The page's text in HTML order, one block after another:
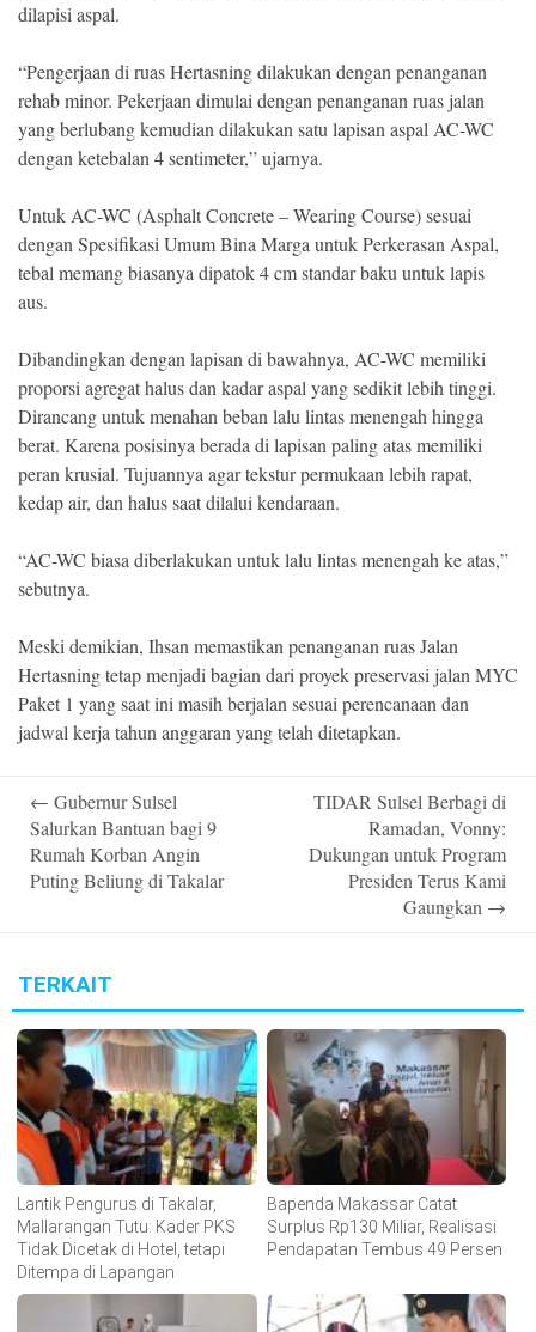
dilapisi aspal.
“Pengerjaan di ruas Hertasning dilakukan dengan penanganan
rehab minor. Pekerjaan dimulai dengan penanganan ruas jalan
yang berlubang kemudian dilakukan satu lapisan aspal AC-WC
dengan ketebalan 4 sentimeter,” ujarnya.
Untuk AC-WC (Asphalt Concrete – Wearing Course) sesuai
dengan Spesifikasi Umum Bina Marga untuk Perkerasan Aspal,
tebal memang biasanya dipatok 4 cm standar baku untuk lapis
aus.
Dibandingkan dengan lapisan di bawahnya, AC-WC memiliki
proporsi agregat halus dan kadar aspal yang sedikit lebih tinggi.
Dirancang untuk menahan beban lalu lintas menengah hingga
berat. Karena posisinya berada di lapisan paling atas memiliki
peran krusial. Tujuannya agar tekstur permukaan lebih rapat,
kedap air, dan halus saat dilalui kendaraan.
“AC-WC biasa diberlakukan untuk lalu lintas menengah ke atas,”
sebutnya.
Meski demikian, Ihsan memastikan penanganan ruas Jalan
Hertasning tetap menjadi bagian dari proyek preservasi jalan MYC
Paket 1 yang saat ini masih berjalan sesuai perencanaan dan
jadwal kerja tahun anggaran yang telah ditetapkan.
navigation
← Gubernur Sulsel
Salurkan Bantuan bagi 9
Rumah Korban Angin
Puting Beliung di Takalar
TIDAR Sulsel Berbagi di
Ramadan, Vonny:
Dukungan untuk Program
Presiden Terus Kami
Gaungkan →
TERKAIT
Lantik Pengurus di Takalar,
Mallarangan Tutu: Kader PKS
Tidak Dicetak di Hotel, tetapi
Ditempa di Lapangan
Bapenda Makassar Catat
Surplus Rp130 Miliar, Realisasi
Pendapatan Tembus 49 Persen